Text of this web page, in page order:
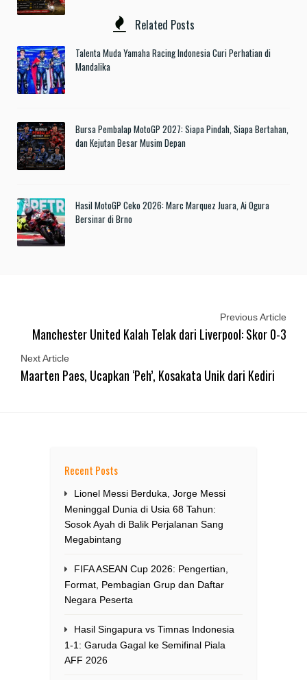
Related Posts
Talenta Muda Yamaha Racing Indonesia Curi Perhatian di
Mandalika
Bursa Pembalap MotoGP 2027: Siapa Pindah, Siapa Bertahan,
dan Kejutan Besar Musim Depan
Hasil MotoGP Ceko 2026: Marc Marquez Juara, Ai Ogura
Bersinar di Brno
Previous Article
Manchester United Kalah Telak dari Liverpool: Skor 0-3
Next Article
Maarten Paes, Ucapkan ‘Peh’, Kosakata Unik dari Kediri
Recent Posts
Lionel Messi Berduka, Jorge Messi
Meninggal Dunia di Usia 68 Tahun:
Sosok Ayah di Balik Perjalanan Sang
Megabintang
FIFA ASEAN Cup 2026: Pengertian,
Format, Pembagian Grup dan Daftar
Negara Peserta
Hasil Singapura vs Timnas Indonesia
1-1: Garuda Gagal ke Semifinal Piala
AFF 2026